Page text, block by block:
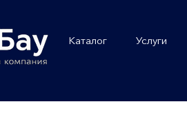
Каталог Услуги